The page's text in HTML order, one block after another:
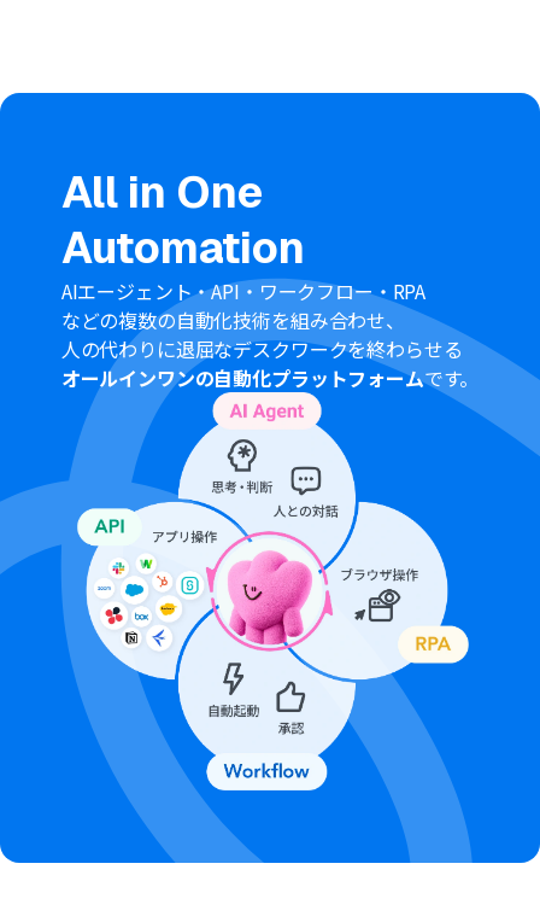
ルダパスを設定します。
で設定します。
■注意事項
DropboxとYoomを連携してください。
トリガーは5分、10分、15分、30分、60分の間隔で起動
間隔を選択できます。
プランによって最短の起動間隔が異なりますので、ご注意
ください。
ブラウザを操作するオペレーションはサクセスプランで
のみご利用いただける機能となっております。フリープラ
ン・ミニプラン・チームプランの場合は設定しているフロ
ーボットのオペレーションはエラーとなりますので、ご注
意ください。
サクセスプランなどの有料プランは、2週間の無料トライ
アルを行うことが可能です。無料トライアル中には制限対
象のアプリやブラウザを操作するオペレーションを使用
することができます。
ブラウザを操作するオペレーションの設定方法は以下を
ご参照ください。
https://intercom.help/yoom/ja/articles/9099691
All in One
Automation
AIエージェント・API・ワークフロー・RPA
などの複数の自動化技術を組み合わせ、
人の代わりに退屈なデスクワークを終わらせる
オールインワンの自動化プラットフォームです。